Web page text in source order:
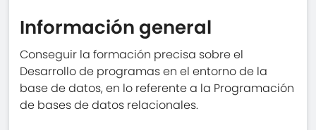
Información general
Conseguir la formación precisa sobre el
Desarrollo de programas en el entorno de la
base de datos, en lo referente a la Programación
de bases de datos relacionales.